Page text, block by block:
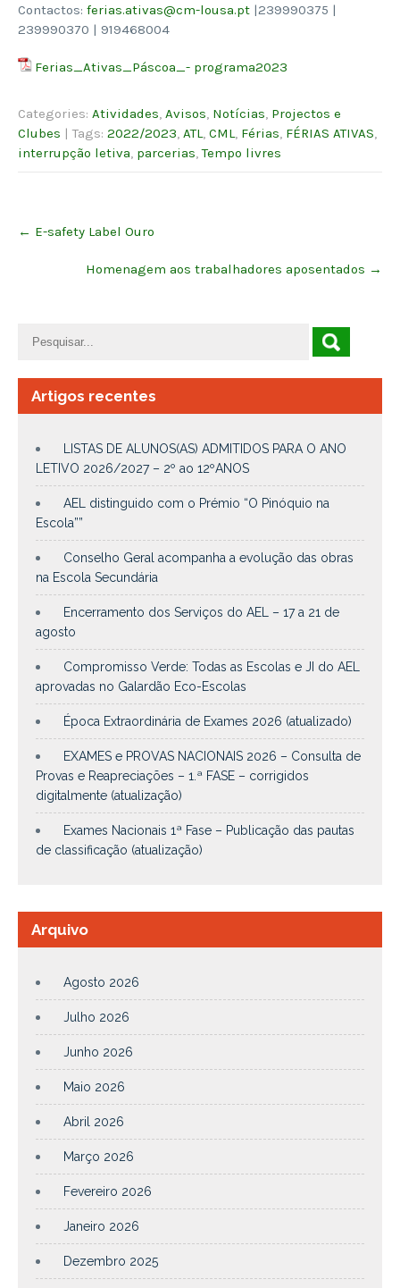
Contactos: ferias.ativas@cm-lousa.pt |239990375 |
239990370 | 919468004
Ferias_Ativas_Páscoa_- programa2023
Categories: Atividades, Avisos, Notícias, Projectos e
Clubes | Tags: 2022/2023, ATL, CML, Férias, FÉRIAS ATIVAS,
interrupção letiva, parcerias,Tempo livres
navigation
← E-safety Label Ouro
Homenagem aos trabalhadores aposentados →
Artigos recentes
LISTAS DE ALUNOS(AS) ADMITIDOS PARA O ANO
LETIVO 2026/2027 – 2º ao 12ºANOS
AEL distinguido com o Prémio “O Pinóquio na
Escola””
Conselho Geral acompanha a evolução das obras
na Escola Secundária
Encerramento dos Serviços do AEL – 17 a 21 de
agosto
Compromisso Verde: Todas as Escolas e JI do AEL
aprovadas no Galardão Eco-Escolas
Época Extraordinária de Exames 2026 (atualizado)
EXAMES e PROVAS NACIONAIS 2026 – Consulta de
Provas e Reapreciações – 1.ª FASE – corrigidos
digitalmente (atualização)
Exames Nacionais 1ª Fase – Publicação das pautas
de classificação (atualização)
Arquivo
Agosto 2026
Julho 2026
Junho 2026
Maio 2026
Abril 2026
Março 2026
Fevereiro 2026
Janeiro 2026
Dezembro 2025